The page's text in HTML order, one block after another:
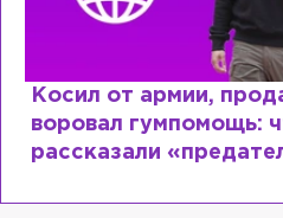
Рыдает из-за мужа,
Лазаревым: как Лера
сходит с ума